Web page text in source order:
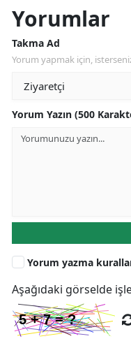
Yorumlar
Takma Ad
Yorum yapmak için,
Yorum Yazın (500
Yorum yazma
Aşağıdaki görselde